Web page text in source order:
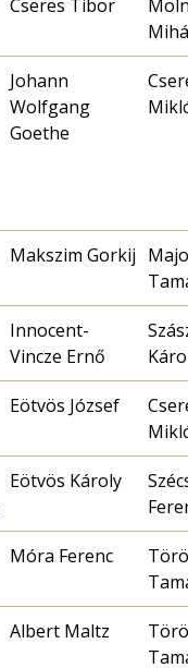
Cseres Tibor
Johann
Wolfgang
Goethe
Makszim Gorkij
Innocent-
Vincze Ernő
Eötvös József
Eötvös Károly
Móra Ferenc
Albert Maltz